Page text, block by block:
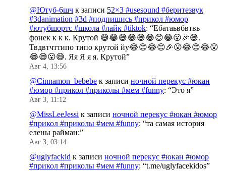
@Ютуб-6шч к записи 52×3 #usesound #беритезвук
#3danimation #3d #подпишись #прикол #юмор
#ютубшортс #школа #лайк #tiktok: “Ебатаьвбвтвь
фонек к к к. Крутой 😅😂😅😂😅😂😊😂😮🎉😅.
Твдвтчттипо типо крутой йу😂😊😂😊🎉😮😂😊😂😮
😂😅😮😅. Яя Я я я. Крутой”
Авг 4, 13:56
@Cinnamon_bebebe к записи ночной перекус #юкан
#юмор #прикол #приколы #мем #funny: “Это я”
Авг 3, 11:12
@MissLeeJessi к записи ночной перекус #юкан #юмор
#прикол #приколы #мем #funny: “та самая история
елены райман:”
Авг 3, 03:14
@uglyfackid к записи ночной перекус #юкан #юмор
#прикол #приколы #мем #funny: “t.me/uglyfacekidos”